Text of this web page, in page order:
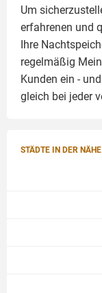
Um
erfahrenen und
Ihre
regelmäßig
Kunden ein -
gleich bei jeder
STÄDTE IN DER